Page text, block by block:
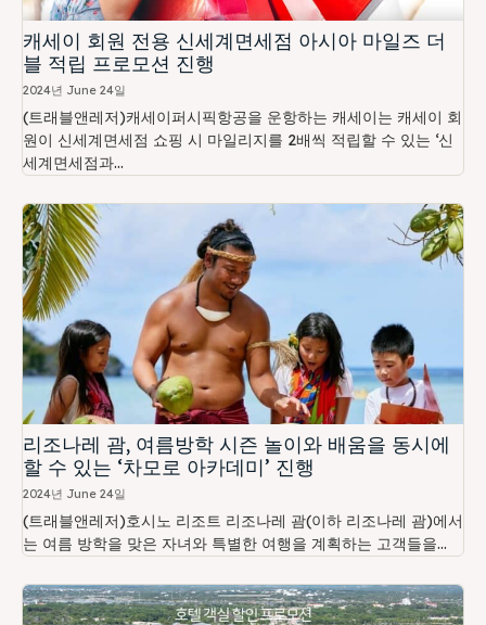
캐세이 회원 전용 신세계면세점 아시아 마일즈 더
블 적립 프로모션 진행
2024년 June 24일
(트래블앤레저)캐세이퍼시픽항공을 운항하는 캐세이는 캐세이 회
원이 신세계면세점 쇼핑 시 마일리지를 2배씩 적립할 수 있는 ‘신
세계면세점과...
리조나레 괌, 여름방학 시즌 놀이와 배움을 동시에
할 수 있는 ‘차모로 아카데미’ 진행
2024년 June 24일
(트래블앤레저)호시노 리조트 리조나레 괌(이하 리조나레 괌)에서
는 여름 방학을 맞은 자녀와 특별한 여행을 계획하는 고객들을...